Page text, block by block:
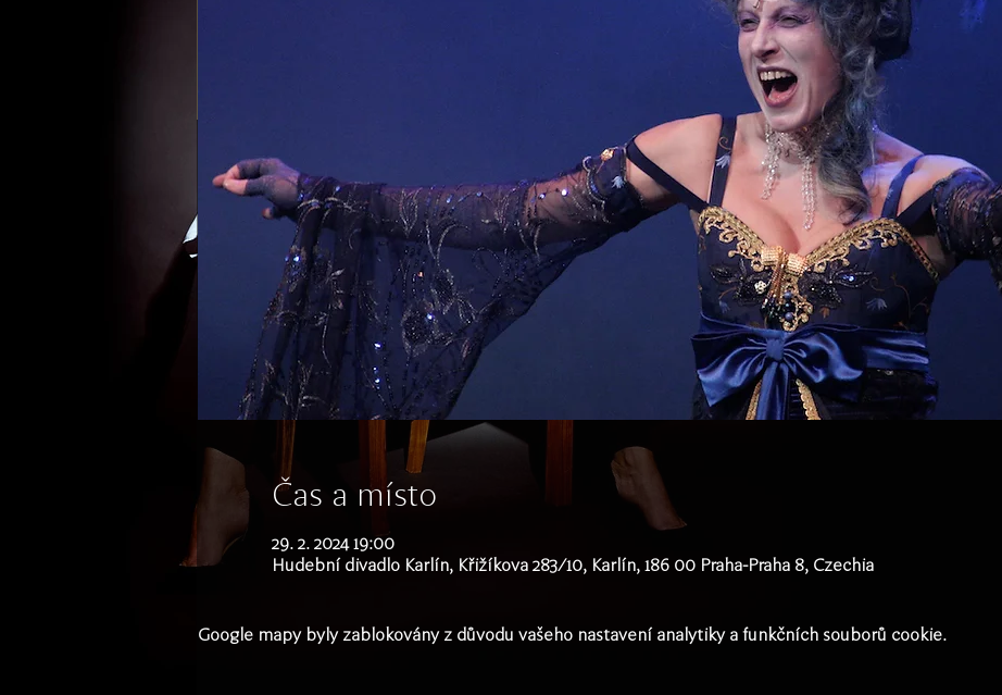
Čas a místo
29. 2. 2024 19:00
Hudební divadlo Karlín, Křižíkova 283/10, Karlín, 186 00 Praha-Praha 8, Czechia
Google mapy byly zablokovány z důvodu vašeho nastavení analytiky a funkčních souborů cookie.